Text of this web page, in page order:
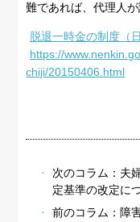
難であれば、代理人
脱退一時金の制度（
https://
chiji/20150406.html
次のコラム： 夫
定基準の改定に
前のコラム： 障